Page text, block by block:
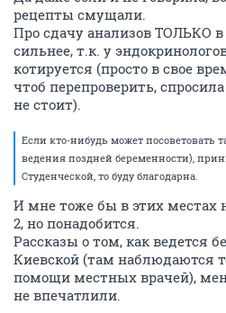
рецепты смущали.
Про сдачу анализов ТОЛЬКО
сильнее, т.к. у
котируется (просто в свое
чтоб перепроверить,
не стоит).
Если кто-нибудь может посоветовать
ведения поздней беременности),
Студенческой, то буду благодарна.
И мне тоже бы в этих местах
2, но понадобится.
Рассказы о том, как ведется
Киевской (там наблюдаются
помощи местных врачей),
не впечатлили.